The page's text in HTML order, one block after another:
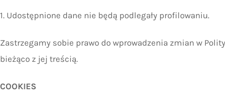
1. Udostępnione dane nie będą podlegały profilowaniu.
Zastrzegamy sobie prawo do wprowadzenia zmian w
bieżąco z jej treścią.
COOKIES